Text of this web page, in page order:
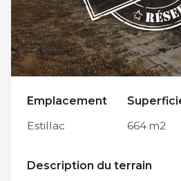
agenaise. Parmi ses autres
immédiate avec le centre
(600m) et avec le collège
du Passage d’Agen (5km)
terrains sont conçus pour
les normes de constructions
constructeur de son choix
Emplacement
Estillac
664 m2
Description du terrain